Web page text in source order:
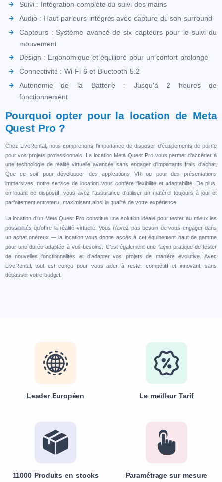
Suivi : Intégration complète du suivi des mains
Audio : Haut-parleurs intégrés avec capture du son surround
Capteurs : Système avancé de six capteurs pour le suivi du
mouvement
Design : Ergonomique et équilibré pour un confort prolongé
Connectivité : Wi-Fi 6 et Bluetooth 5.2
Autonomie de la Batterie : Jusqu'à 2 heures de
fonctionnement
Pourquoi opter pour la location de Meta
Quest Pro ?
Chez LiveRental, nous comprenons l'importance de disposer d'équipements de pointe
pour vos projets professionnels. La location Meta Quest Pro vous permet d'accéder à
une technologie de réalité virtuelle avancée sans engager d'importants frais d'achat.
Que ce soit pour développer des applications VR ou pour des présentations
immersives, notre service de location vous confère flexibilité et adaptabilité. De plus,
en louant ce dispositif, vous avez l'assurance d'utiliser un matériel toujours à jour et
parfaitement entretenu, maximisant ainsi la qualité de votre expérience.
La location d’un Meta Quest Pro constitue une solution idéale pour tester au mieux les
possibilités qu’offre la réalité virtuelle. Vous n’avez pas besoin de vous engager dans
un achat onéreux — la location vous donne accès à cet équipement haut de gamme
pour une durée adaptée à vos besoins. C’est également une façon pratique de tester
de nouvelles fonctionnalités et d’adapter vos projets de manière évolutive. Avec
LiveRental, tout est conçu pour vous aider à rester compétitif et innovant, sans
dépasser votre budget.
Leader Européen Le meilleur Tarif
11000 Produits en stocks Paramétrage sur mesure